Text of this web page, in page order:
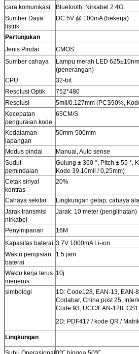
cara komunikasi
Bluetooth, Nirkabel 2.4G
Sumber Daya
listrik
DC 5V @ 100mA (bekerja)
Pertunjukan
Jenis Pindai
CMOS
Sumber cahaya
Lampu merah LED
(penerangan)
CPU
32-bit
Resolusi Optik
752*480
Resolusi
5mil/0.127mm (PCS90%,
Kecepatan
penguraian kode
65CM/S
Kedalaman
lapangan
50mm-500mm
Modus pindai
Manual, Auto sense
Sudut
pemindaian
Gulung ± 360 °, Pitch ± 55 °,
Kode 39,10mil / 0,25mm)
Cetak sinyal
kontras
20%
Cahaya sekitar
Lingkungan gelap, cahaya
Jarak transmisi
nirkabel
Jarak: 10 meter (penglihatan)
Penyimpanan
16M
Kapasitas baterai 3.7V 1000mA Li-ion
Waktu pengisian
baterai
1.5 jam
Waktu kerja terus
menerus
10j
simbologi
1D: Code128, EAN-13, EAN-
Codabar, China post 25,
Code 93, UCC/EAN-128,
2D: PDF417 / kode QR /
Lingkungan